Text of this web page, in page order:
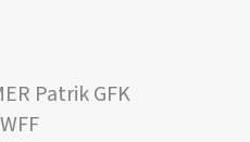
Patrik GFK